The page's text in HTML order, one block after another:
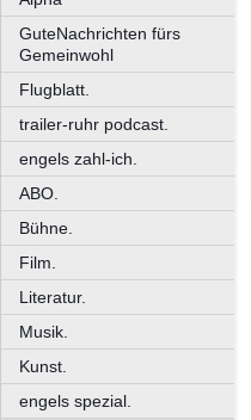
GuteNachrichten fürs
Gemeinwohl
Flugblatt.
trailer-ruhr podcast.
engels zahl-ich.
ABO.
Bühne.
Film.
Literatur.
Musik.
Kunst.
engels spezial.